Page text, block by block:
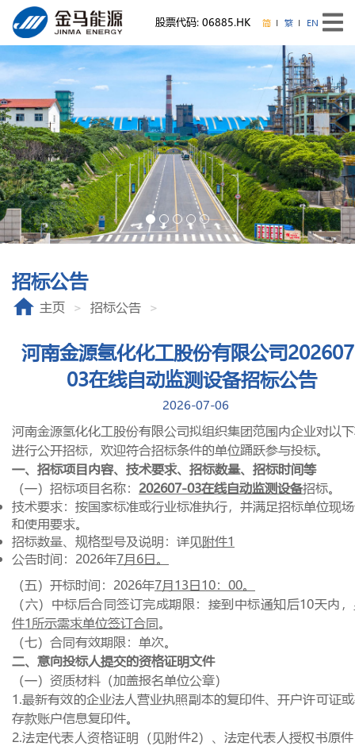
股票代码: 06885.HK 简 繁 EN
招标公告
主页 招标公告
河南金源氢化化工股份有限公司
03在线自动监测设备招标公告
2026-07-06
河南金源氢化化工股份有限公司拟组织集团范围内企业对以
进行公开招标，欢迎符合招标条件的单位踊跃参与投标。
一、招标项目内容、技术要求、招标数量、招标时间等
（一）招标项目名称： 202607-03在线自动监测设备招标。
技术要求：按国家标准或行业标准执行，并满足招标单位现
和使用要求。
招标数量、规格型号及说明：详见附件1
公告时间： 2026年7月6日。
（五）开标时间： 2026年7月13日10： 00。
（六）中标后合同签订完成期限：接到中标通知后10天内，
件1所示需求单位签订合同。
（七）合同有效期限：单次。
二、意向投标人提交的资格证明文件
（一）资质材料（加盖报名单位公章）
1.最新有效的企业法人营业执照副本的复印件、开户许可证
存款账户信息复印件。
2.法定代表人资格证明（见附件2）、法定代表人授权书原